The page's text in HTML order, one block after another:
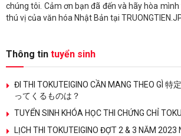
chúng tôi. Cảm ơn bạn đã đến và hãy hòa
thú vị của văn hóa Nhật Bản tại
Thông tin tuyển sinh
ĐI THI TOKUTEIGINO CẦN MANG THEO GÌ
ってくるものは？
TUYỂN SINH KHÓA HỌC THI CHỨNG CHỈ
LỊCH THI TOKUTEIGINO ĐỢT 2 & 3 NĂM 2023